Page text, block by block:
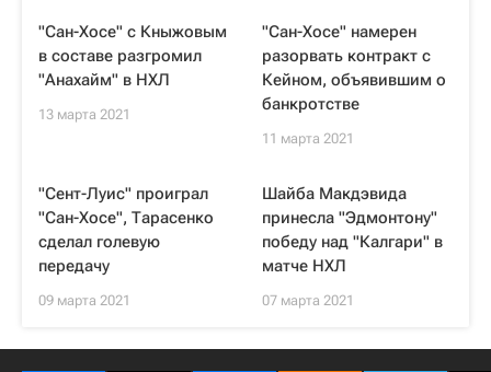
"Сан-Хосе" с Кныжовым
в составе разгромил
"Анахайм" в НХЛ
13 марта 2021
"Сан-Хосе" намерен
разорвать контракт с
Кейном, объявившим о
банкротстве
11 марта 2021
"Сент-Луис" проиграл
"Сан-Хосе", Тарасенко
сделал голевую
передачу
09 марта 2021
Шайба Макдэвида
принесла "Эдмонтону"
победу над "Калгари" в
матче НХЛ
07 марта 2021